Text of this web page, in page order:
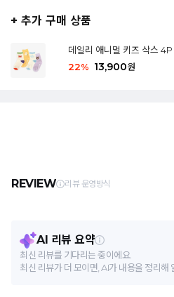
+ 추가 구매 상품
데일리 애니멀 키즈 삭스 4P
22% 13,900원